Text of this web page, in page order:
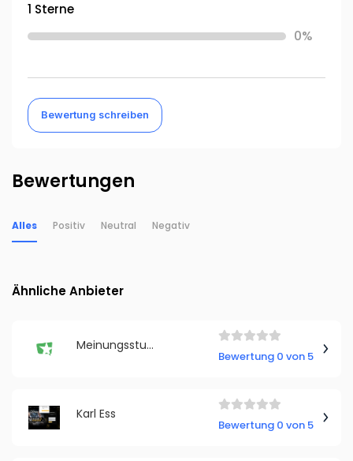
1 Sterne
0%
Bewertung schreiben
Bewertungen
Alles Positiv Neutral Negativ
Ähnliche Anbieter
Meinungsstudie
Bewertung 0 von 5
Karl Ess
Bewertung 0 von 5